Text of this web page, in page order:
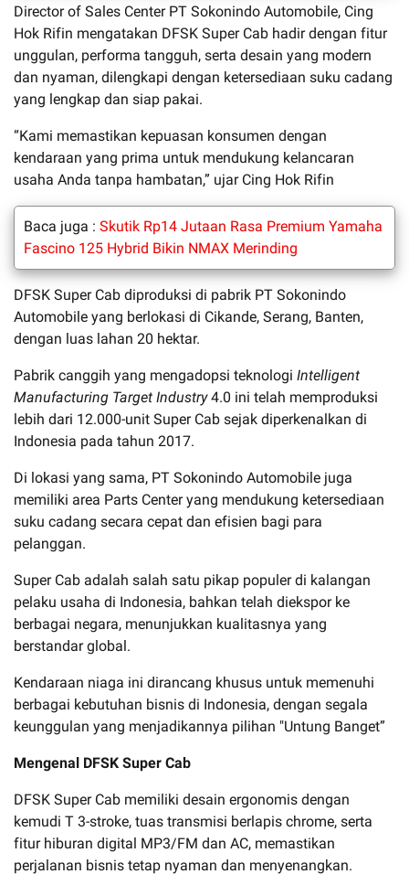
Director of Sales Center PT Sokonindo Automobile, Cing
Hok Rifin mengatakan DFSK Super Cab hadir dengan fitur
unggulan, performa tangguh, serta desain yang modern
dan nyaman, dilengkapi dengan ketersediaan suku cadang
yang lengkap dan siap pakai.
“Kami memastikan kepuasan konsumen dengan
kendaraan yang prima untuk mendukung kelancaran
usaha Anda tanpa hambatan,” ujar Cing Hok Rifin
Baca juga : Skutik Rp14 Jutaan Rasa Premium Yamaha
Fascino 125 Hybrid Bikin NMAX Merinding
DFSK Super Cab diproduksi di pabrik PT Sokonindo
Automobile yang berlokasi di Cikande, Serang, Banten,
dengan luas lahan 20 hektar.
Pabrik canggih yang mengadopsi teknologi Intelligent
Manufacturing Target Industry4.0 ini telah memproduksi
lebih dari 12.000-unit Super Cab sejak diperkenalkan di
Indonesia pada tahun 2017.
Di lokasi yang sama, PT Sokonindo Automobile juga
memiliki area Parts Center yang mendukung ketersediaan
suku cadang secara cepat dan efisien bagi para
pelanggan.
Super Cab adalah salah satu pikap populer di kalangan
pelaku usaha di Indonesia, bahkan telah diekspor ke
berbagai negara, menunjukkan kualitasnya yang
berstandar global.
Kendaraan niaga ini dirancang khusus untuk memenuhi
berbagai kebutuhan bisnis di Indonesia, dengan segala
keunggulan yang menjadikannya pilihan "Untung Banget”
Mengenal DFSK Super Cab
DFSK Super Cab memiliki desain ergonomis dengan
kemudi T 3-stroke, tuas transmisi berlapis chrome, serta
fitur hiburan digital MP3/FM dan AC, memastikan
perjalanan bisnis tetap nyaman dan menyenangkan.